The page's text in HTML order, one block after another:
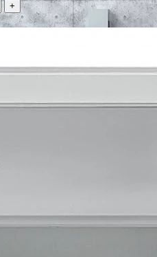
+